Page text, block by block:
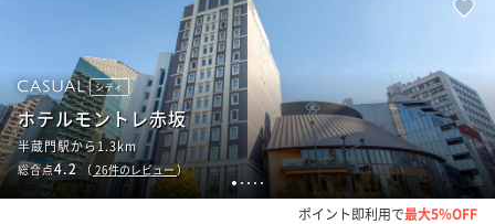
1 2 3 4 5
シティ
ホテルモントレ赤坂
半蔵門駅から1.3km
総合点4.2（26件のレビュー）
ポイント即利用で最大5％OFF